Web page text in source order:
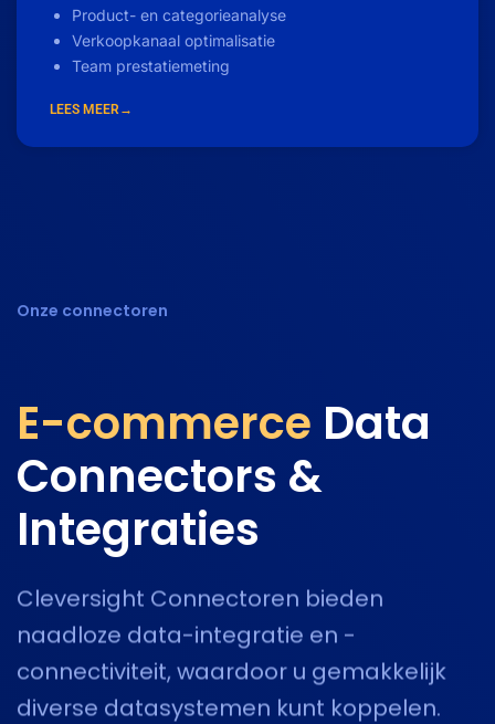
Product- en categorieanalyse
Verkoopkanaal optimalisatie
Team prestatiemeting
LEES MEER→
Onze connectoren
E-commerce Data
Connectors &
Integraties
Cleversight Connectoren bieden
naadloze data-integratie en -
connectiviteit, waardoor u gemakkelijk
diverse datasystemen kunt koppelen.